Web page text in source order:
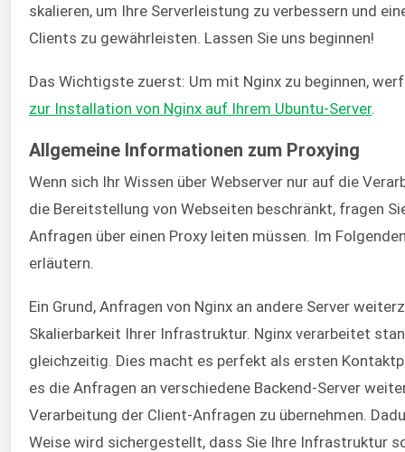
skalieren, um Ihre Serverleistung zu verbessern und
Clients zu gewährleisten. Lassen Sie uns beginnen!
Das Wichtigste zuerst: Um mit Nginx zu beginnen,
zur Installation von Nginx auf Ihrem Ubuntu-Server.
Allgemeine Informationen zum Proxying
Wenn sich Ihr Wissen über Webserver nur auf die
die Bereitstellung von Webseiten beschränkt, fragen
Anfragen über einen Proxy leiten müssen. Im
erläutern.
Ein Grund, Anfragen von Nginx an andere Server
Skalierbarkeit Ihrer Infrastruktur. Nginx verarbeitet
gleichzeitig. Dies macht es perfekt als ersten
es die Anfragen an verschiedene Backend-Server
Verarbeitung der Client-Anfragen zu übernehmen.
Weise wird sichergestellt, dass Sie Ihre Infrastruktur